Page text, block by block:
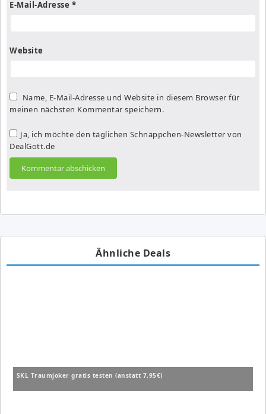
E-Mail-Adresse *
Website
Name, E-Mail-Adresse und Website in diesem Browser für
meinen nächsten Kommentar speichern.
Ja, ich möchte den täglichen Schnäppchen-Newsletter von
DealGott.de
Ähnliche Deals
SKL Traumjoker gratis testen (anstatt 7,95€)